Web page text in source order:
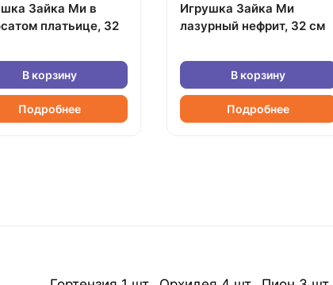
Зайка Ми в
платьице, 32
В корзину
Подробнее
Игрушка Зайка Ми
лазурный нефрит, 32 см
В корзину
Подробнее